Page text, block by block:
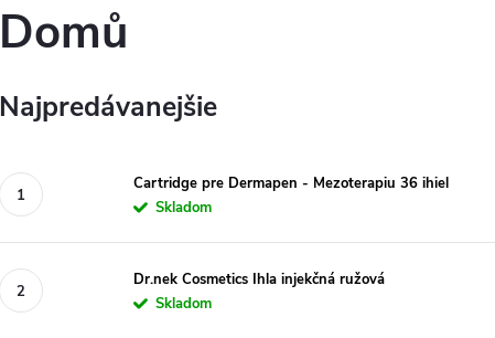
Domů
Najpredávanejšie
Cartridge pre Dermapen - Mezoterapiu 36 ihiel
Skladom
Dr.nek Cosmetics Ihla injekčná ružová
Skladom